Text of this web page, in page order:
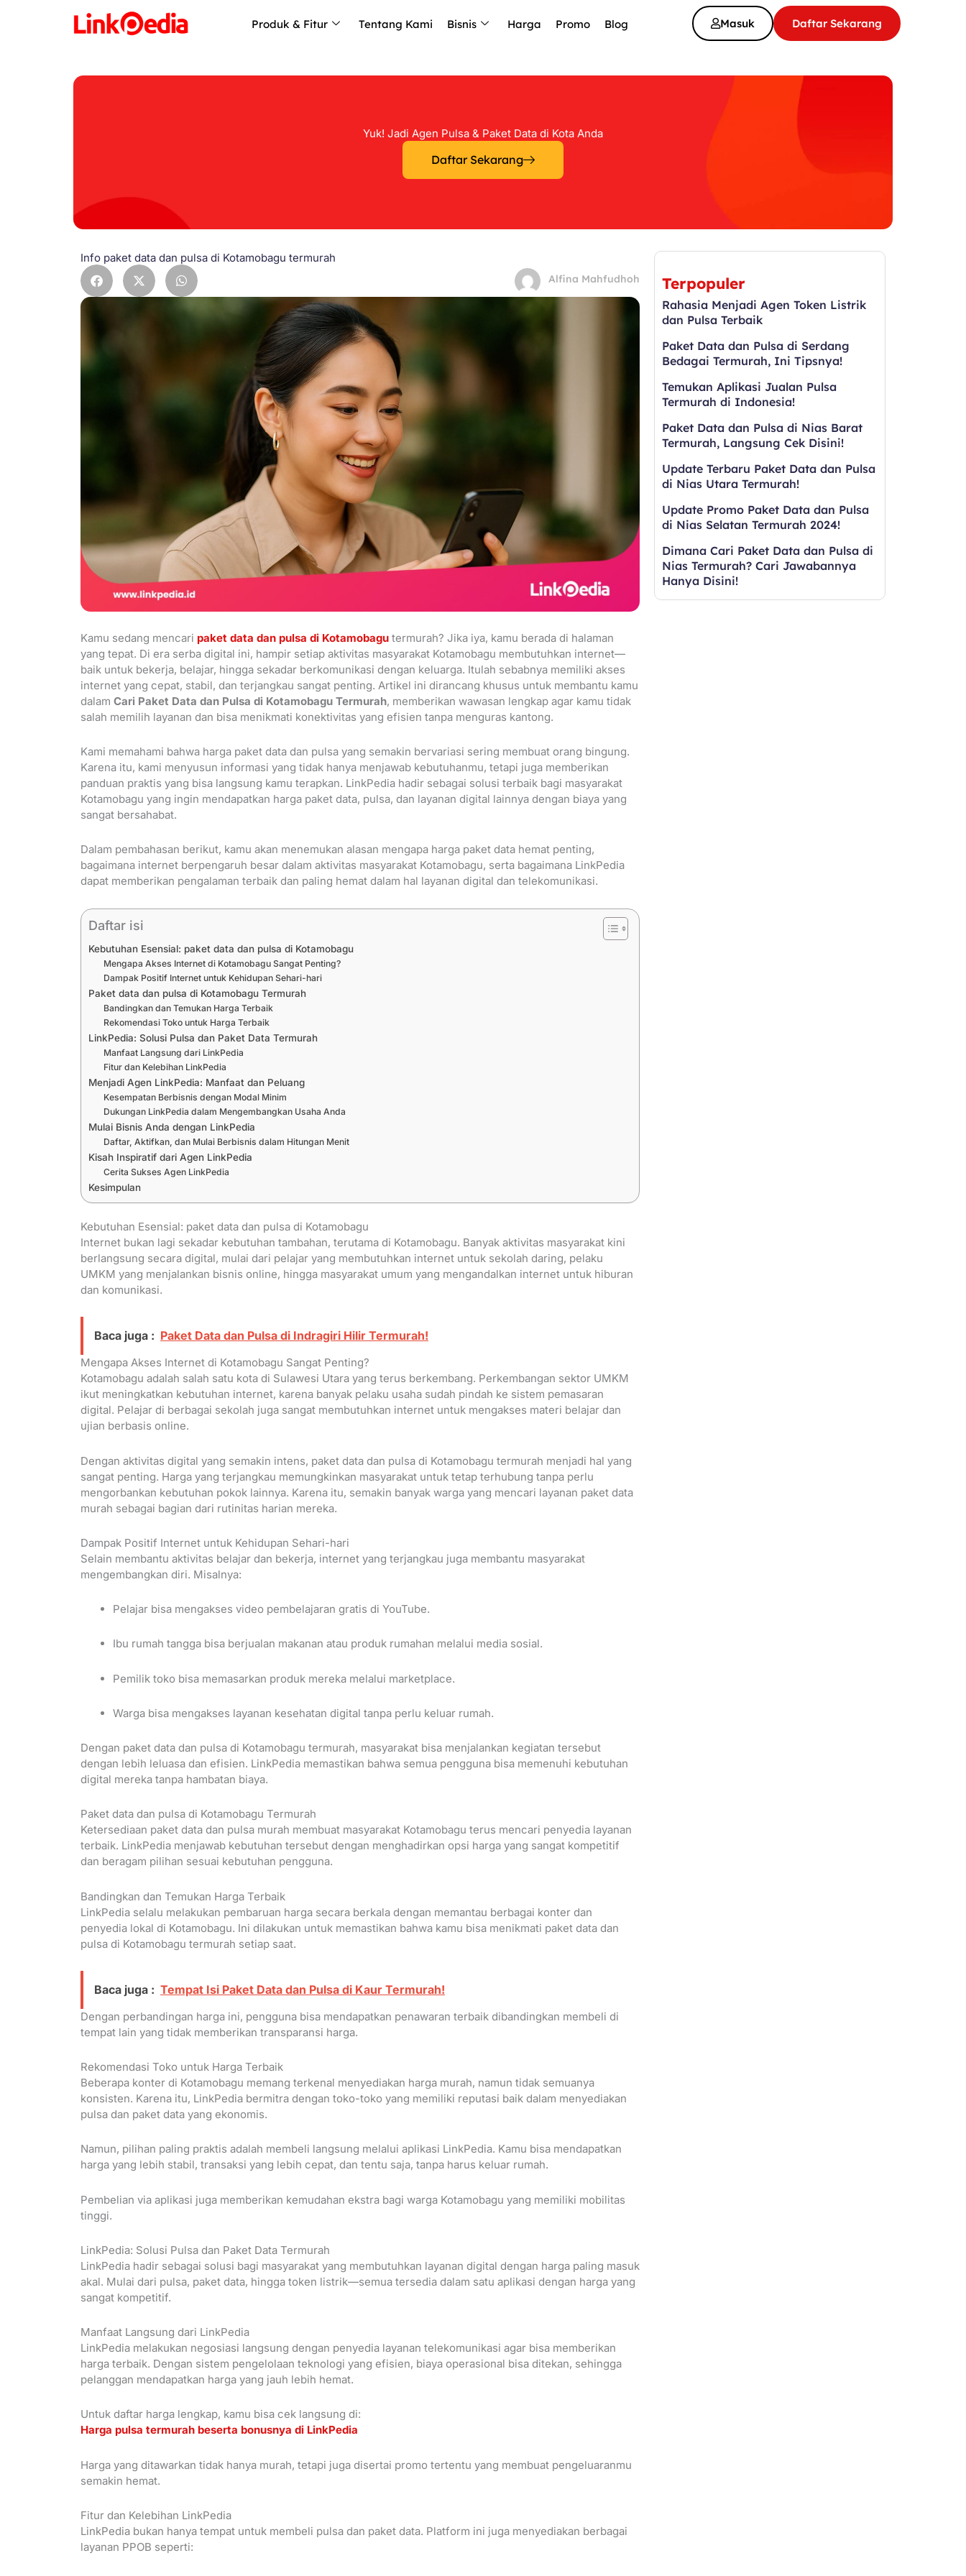
Daftar Sekarang
Masuk
Produk & Fitur Tentang Kami Bisnis Harga Promo Blog
Yuk! Jadi Agen Pulsa & Paket Data di Kota Anda
Daftar Sekarang
Info paket data dan pulsa di Kotamobagu termurah
Alfina Mahfudhoh
Kamu sedang mencari paket data dan pulsa di Kotamobagu termurah? Jika iya, kamu berada di halaman
yang tepat. Di era serba digital ini, hampir setiap aktivitas masyarakat Kotamobagu membutuhkan internet—
baik untuk bekerja, belajar, hingga sekadar berkomunikasi dengan keluarga. Itulah sebabnya memiliki akses
internet yang cepat, stabil, dan terjangkau sangat penting. Artikel ini dirancang khusus untuk membantu kamu
dalam Cari Paket Data dan Pulsa di Kotamobagu Termurah, memberikan wawasan lengkap agar kamu tidak
salah memilih layanan dan bisa menikmati konektivitas yang efisien tanpa menguras kantong.
Kami memahami bahwa harga paket data dan pulsa yang semakin bervariasi sering membuat orang bingung.
Karena itu, kami menyusun informasi yang tidak hanya menjawab kebutuhanmu, tetapi juga memberikan
panduan praktis yang bisa langsung kamu terapkan. LinkPedia hadir sebagai solusi terbaik bagi masyarakat
Kotamobagu yang ingin mendapatkan harga paket data, pulsa, dan layanan digital lainnya dengan biaya yang
sangat bersahabat.
Dalam pembahasan berikut, kamu akan menemukan alasan mengapa harga paket data hemat penting,
bagaimana internet berpengaruh besar dalam aktivitas masyarakat Kotamobagu, serta bagaimana LinkPedia
dapat memberikan pengalaman terbaik dan paling hemat dalam hal layanan digital dan telekomunikasi.
Daftar isi
Kebutuhan Esensial: paket data dan pulsa di Kotamobagu
Mengapa Akses Internet di Kotamobagu Sangat Penting?
Dampak Positif Internet untuk Kehidupan Sehari-hari
Paket data dan pulsa di Kotamobagu Termurah
Bandingkan dan Temukan Harga Terbaik
Rekomendasi Toko untuk Harga Terbaik
LinkPedia: Solusi Pulsa dan Paket Data Termurah
Manfaat Langsung dari LinkPedia
Fitur dan Kelebihan LinkPedia
Menjadi Agen LinkPedia: Manfaat dan Peluang
Kesempatan Berbisnis dengan Modal Minim
Dukungan LinkPedia dalam Mengembangkan Usaha Anda
Mulai Bisnis Anda dengan LinkPedia
Daftar, Aktifkan, dan Mulai Berbisnis dalam Hitungan Menit
Kisah Inspiratif dari Agen LinkPedia
Cerita Sukses Agen LinkPedia
Kesimpulan
Kebutuhan Esensial: paket data dan pulsa di Kotamobagu
Internet bukan lagi sekadar kebutuhan tambahan, terutama di Kotamobagu. Banyak aktivitas masyarakat kini
berlangsung secara digital, mulai dari pelajar yang membutuhkan internet untuk sekolah daring, pelaku
UMKM yang menjalankan bisnis online, hingga masyarakat umum yang mengandalkan internet untuk hiburan
dan komunikasi.
Baca juga : Paket Data dan Pulsa di Indragiri Hilir Termurah!
Mengapa Akses Internet di Kotamobagu Sangat Penting?
Kotamobagu adalah salah satu kota di Sulawesi Utara yang terus berkembang. Perkembangan sektor UMKM
ikut meningkatkan kebutuhan internet, karena banyak pelaku usaha sudah pindah ke sistem pemasaran
digital. Pelajar di berbagai sekolah juga sangat membutuhkan internet untuk mengakses materi belajar dan
ujian berbasis online.
Dengan aktivitas digital yang semakin intens, paket data dan pulsa di Kotamobagu termurah menjadi hal yang
sangat penting. Harga yang terjangkau memungkinkan masyarakat untuk tetap terhubung tanpa perlu
mengorbankan kebutuhan pokok lainnya. Karena itu, semakin banyak warga yang mencari layanan paket data
murah sebagai bagian dari rutinitas harian mereka.
Dampak Positif Internet untuk Kehidupan Sehari-hari
Selain membantu aktivitas belajar dan bekerja, internet yang terjangkau juga membantu masyarakat
mengembangkan diri. Misalnya:
Pelajar bisa mengakses video pembelajaran gratis di YouTube.
Ibu rumah tangga bisa berjualan makanan atau produk rumahan melalui media sosial.
Pemilik toko bisa memasarkan produk mereka melalui marketplace.
Warga bisa mengakses layanan kesehatan digital tanpa perlu keluar rumah.
Dengan paket data dan pulsa di Kotamobagu termurah, masyarakat bisa menjalankan kegiatan tersebut
dengan lebih leluasa dan efisien. LinkPedia memastikan bahwa semua pengguna bisa memenuhi kebutuhan
digital mereka tanpa hambatan biaya.
Paket data dan pulsa di Kotamobagu Termurah
Ketersediaan paket data dan pulsa murah membuat masyarakat Kotamobagu terus mencari penyedia layanan
terbaik. LinkPedia menjawab kebutuhan tersebut dengan menghadirkan opsi harga yang sangat kompetitif
dan beragam pilihan sesuai kebutuhan pengguna.
Bandingkan dan Temukan Harga Terbaik
LinkPedia selalu melakukan pembaruan harga secara berkala dengan memantau berbagai konter dan
penyedia lokal di Kotamobagu. Ini dilakukan untuk memastikan bahwa kamu bisa menikmati paket data dan
pulsa di Kotamobagu termurah setiap saat.
Baca juga : Tempat Isi Paket Data dan Pulsa di Kaur Termurah!
Dengan perbandingan harga ini, pengguna bisa mendapatkan penawaran terbaik dibandingkan membeli di
tempat lain yang tidak memberikan transparansi harga.
Rekomendasi Toko untuk Harga Terbaik
Beberapa konter di Kotamobagu memang terkenal menyediakan harga murah, namun tidak semuanya
konsisten. Karena itu, LinkPedia bermitra dengan toko-toko yang memiliki reputasi baik dalam menyediakan
pulsa dan paket data yang ekonomis.
Namun, pilihan paling praktis adalah membeli langsung melalui aplikasi LinkPedia. Kamu bisa mendapatkan
harga yang lebih stabil, transaksi yang lebih cepat, dan tentu saja, tanpa harus keluar rumah.
Pembelian via aplikasi juga memberikan kemudahan ekstra bagi warga Kotamobagu yang memiliki mobilitas
tinggi.
LinkPedia: Solusi Pulsa dan Paket Data Termurah
LinkPedia hadir sebagai solusi bagi masyarakat yang membutuhkan layanan digital dengan harga paling masuk
akal. Mulai dari pulsa, paket data, hingga token listrik—semua tersedia dalam satu aplikasi dengan harga yang
sangat kompetitif.
Manfaat Langsung dari LinkPedia
LinkPedia melakukan negosiasi langsung dengan penyedia layanan telekomunikasi agar bisa memberikan
harga terbaik. Dengan sistem pengelolaan teknologi yang efisien, biaya operasional bisa ditekan, sehingga
pelanggan mendapatkan harga yang jauh lebih hemat.
Untuk daftar harga lengkap, kamu bisa cek langsung di:
Harga pulsa termurah beserta bonusnya di LinkPedia
Harga yang ditawarkan tidak hanya murah, tetapi juga disertai promo tertentu yang membuat pengeluaranmu
semakin hemat.
Fitur dan Kelebihan LinkPedia
LinkPedia bukan hanya tempat untuk membeli pulsa dan paket data. Platform ini juga menyediakan berbagai
layanan PPOB seperti:
Terpopuler
Rahasia Menjadi Agen Token Listrik
dan Pulsa Terbaik
Paket Data dan Pulsa di Serdang
Bedagai Termurah, Ini Tipsnya!
Temukan Aplikasi Jualan Pulsa
Termurah di Indonesia!
Paket Data dan Pulsa di Nias Barat
Termurah, Langsung Cek Disini!
Update Terbaru Paket Data dan Pulsa
di Nias Utara Termurah!
Update Promo Paket Data dan Pulsa
di Nias Selatan Termurah 2024!
Dimana Cari Paket Data dan Pulsa di
Nias Termurah? Cari Jawabannya
Hanya Disini!